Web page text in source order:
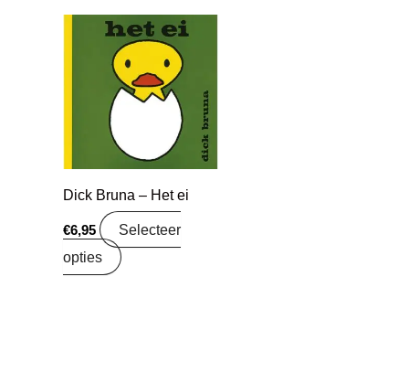
Dick Bruna – Het ei
€6,95
Selecteer
opties